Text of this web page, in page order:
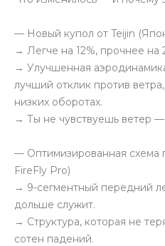
— Новый купол от Teijin
→ Легче на 12%, прочнее на
→ Улучшенная
лучший отклик против
низких оборотах.
→ Ты не чувствуешь ветер
— Оптимизированная схема
FireFly Pro)
→ 9-сегментный передний
дольше служит.
→ Структура, которая не
сотен падений.